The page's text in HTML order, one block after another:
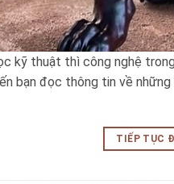
kỹ thuật thì công nghệ
bạn đọc thông tin về
TIẾP TỤC